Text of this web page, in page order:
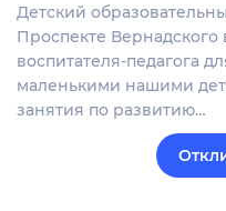
Детский
Проспекте Вернадского
воспитателя-педагога
маленькими нашими
занятия по развитию…